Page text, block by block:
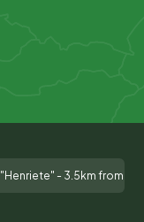
"Henriete" - 3.5km from